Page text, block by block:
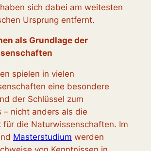
sich dabei am weitesten
Ursprung entfernt.
als Grundlage der
spielen in vielen
eine besondere
der Schlüssel zum
– nicht anders als die
für die Naturwissenschaften. Im
Masterstudium werden